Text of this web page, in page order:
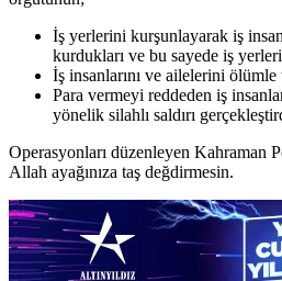
İş yerlerini kurşunlayarak iş
kurdukları ve bu sayede iş
İş insanlarını ve ailelerini
Para vermeyi reddeden iş
yönelik silahlı saldırı
Operasyonları düzenleyen Kahraman
Allah ayağınıza taş değdirmesin.